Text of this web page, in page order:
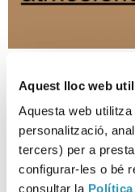
Aquest lloc web
Aquesta web
personalització,
tercers) per a
configurar-les o bé
consultar la
Aviso
ambiental
09-07-2026
EPISODIO AMBIENTAL